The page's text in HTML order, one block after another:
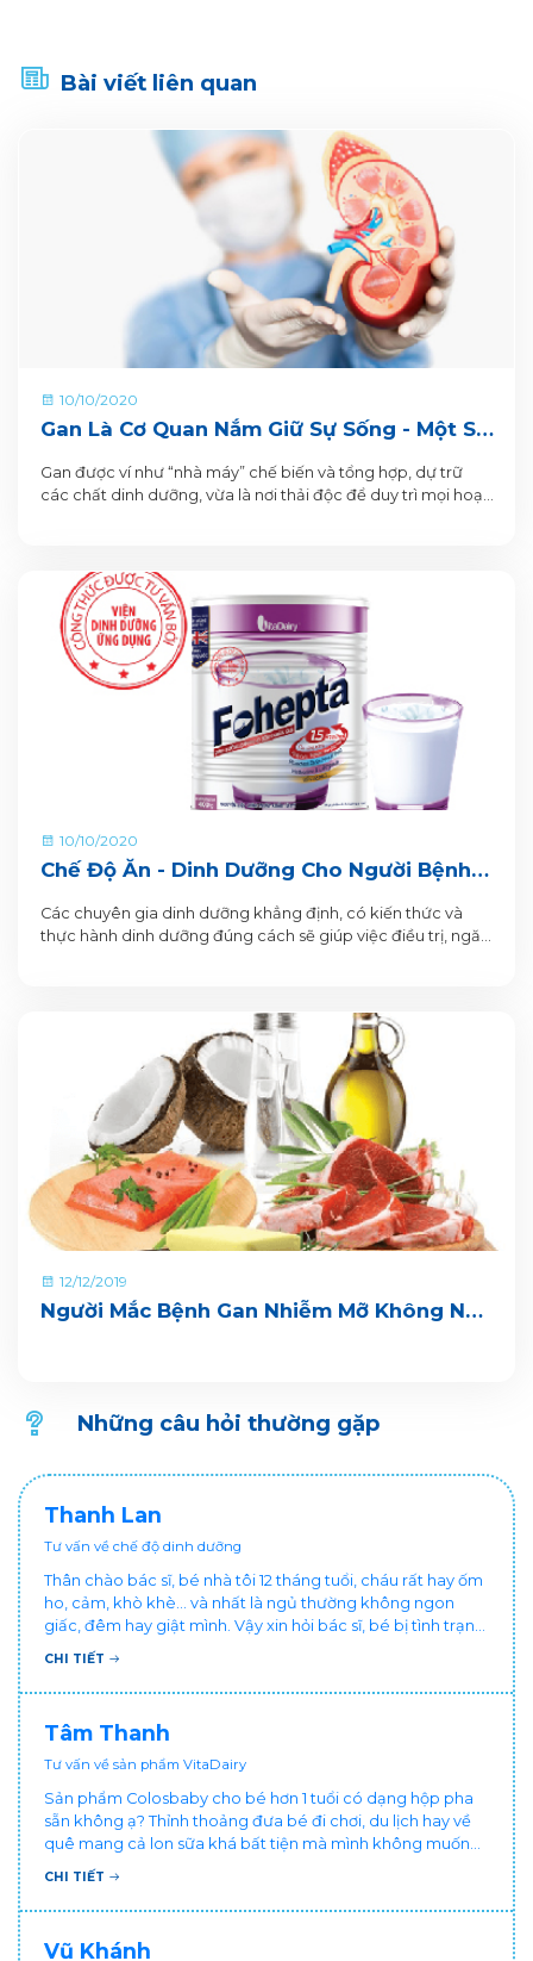
Bài viết liên quan
10/10/2020
Gan Là Cơ Quan Nắm Giữ Sự Sống - Một Số
Lưu Ý Giúp Gan Luôn Khỏe Mạnh
Gan được ví như “nhà máy” chế biến và tổng hợp, dự trữ
các chất dinh dưỡng, vừa là nơi thải độc để duy trì mọi hoạt
10/10/2020
Chế Độ Ăn - Dinh Dưỡng Cho Người Bệnh
Gan Tốt Nhất Đảm Bảo Dưỡng Chất
Các chuyên gia dinh dưỡng khẳng định, có kiến thức và
thực hành dinh dưỡng đúng cách sẽ giúp việc điều trị, ngăn
12/12/2019
Người Mắc Bệnh Gan Nhiễm Mỡ Không Nên
Những câu hỏi thường gặp
Thanh Lan
Tư vấn về chế độ dinh dưỡng
Thân chào bác sĩ, bé nhà tôi 12 tháng tuổi, cháu rất hay ốm
ho, cảm, khò khè... và nhất là ngủ thường không ngon
giấc, đêm hay giật mình. Vậy xin hỏi bác sĩ, bé bị tình trạng
vậy nên làm sao để con khỏe mạnh và ngủ ngon giấc hơn
chăm cháu hay ốm ạ?. Cảm ơn bác sĩ.
CHI TIẾT
Tâm Thanh
Tư vấn về sản phẩm VitaDairy
Sản phẩm Colosbaby cho bé hơn 1 tuổi có dạng hộp pha
sẵn không ạ? Thỉnh thoảng đưa bé đi chơi, du lịch hay về
quê mang cả lon sữa khá bất tiện mà mình không muốn
đổi cho bé dùng sữa tươi hộp khác sợ bé nạ sữa ảnh
CHI TIẾT
Vũ Khánh